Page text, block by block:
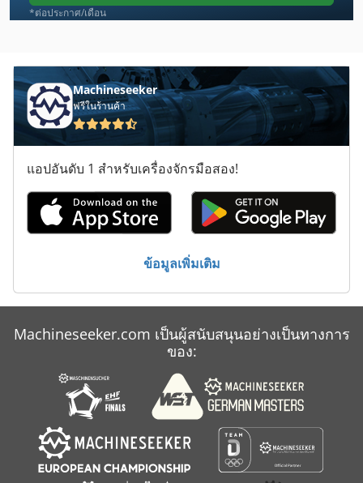
Lm Guide
Mitsubishi
Mvh 5 1 4 B
Na 3000
O K
Ps 174
Tmc
คน
ประเภท
*ต่อประกาศ/เดือน
Machineseeker
ฟรีในร้านค้า
แอปอันดับ 1 สำหรับเครื่องจักรมือสอง!
ข้อมูลเพิ่มเติม
Machineseeker.com เป็นผู้สนับสนุนอย่างเป็นทางการ
ของ: